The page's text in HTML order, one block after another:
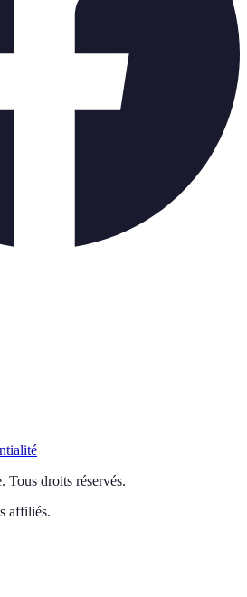
. Tous droits réservés.
affiliés.